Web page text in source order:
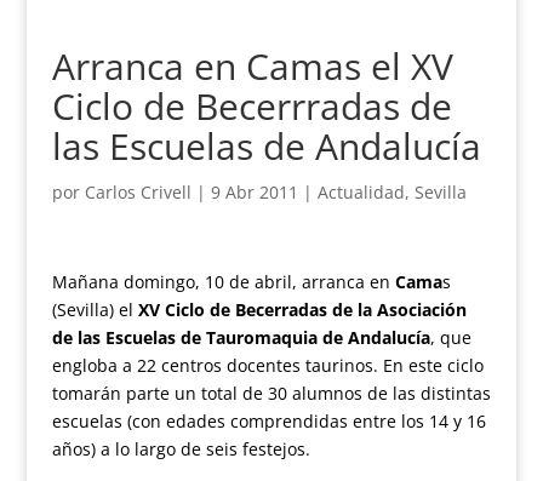
Arranca en Camas el XV
Ciclo de Becerrradas de
las Escuelas de Andalucía
por Carlos Crivell | 9 Abr 2011 | Actualidad, Sevilla
Mañana domingo, 10 de abril, arranca en Camas
(Sevilla) el XV Ciclo de Becerradas de la Asociación
de las Escuelas de Tauromaquia de Andalucía, que
engloba a 22 centros docentes taurinos. En este ciclo
tomarán parte un total de 30 alumnos de las distintas
escuelas (con edades comprendidas entre los 14 y 16
años) a lo largo de seis festejos.